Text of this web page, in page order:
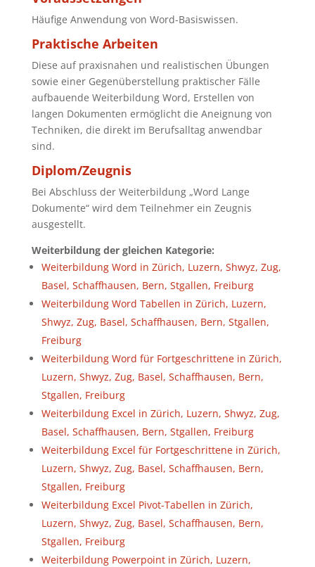
Häufige Anwendung von Word-Basiswissen.
Praktische Arbeiten
Diese auf praxisnahen und realistischen Übungen
sowie einer Gegenüberstellung praktischer Fälle
aufbauende Weiterbildung Word, Erstellen von
langen Dokumenten ermöglicht die Aneignung von
Techniken, die direkt im Berufsalltag anwendbar
sind.
Diplom/Zeugnis
Bei Abschluss der Weiterbildung „Word Lange
Dokumente“ wird dem Teilnehmer ein Zeugnis
ausgestellt.
Weiterbildung der gleichen Kategorie:
Weiterbildung Word in Zürich, Luzern, Shwyz, Zug,
Basel, Schaffhausen, Bern, Stgallen, Freiburg
Weiterbildung Word Tabellen in Zürich, Luzern,
Shwyz, Zug, Basel, Schaffhausen, Bern, Stgallen,
Freiburg
Weiterbildung Word für Fortgeschrittene in Zürich,
Luzern, Shwyz, Zug, Basel, Schaffhausen, Bern,
Stgallen, Freiburg
Weiterbildung Excel in Zürich, Luzern, Shwyz, Zug,
Basel, Schaffhausen, Bern, Stgallen, Freiburg
Weiterbildung Excel für Fortgeschrittene in Zürich,
Luzern, Shwyz, Zug, Basel, Schaffhausen, Bern,
Stgallen, Freiburg
Weiterbildung Excel Pivot-Tabellen in Zürich,
Luzern, Shwyz, Zug, Basel, Schaffhausen, Bern,
Stgallen, Freiburg
Weiterbildung Powerpoint in Zürich, Luzern,